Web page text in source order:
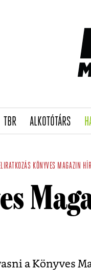
TBR(CURRENT)
ALKOTÓTÁRS
KÖNYVES MAGAZIN
a Könyves